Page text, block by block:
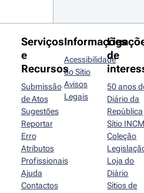
Serviços
e
Recursos
Submissão
de Atos
Sugestões
Reportar
Erro
Atributos
Profissionais
Ajuda
Contactos
Informações
Acessibilidade
do Sítio
Avisos
Legais
de
50 anos
Diário da
República
Sítio INCM
Coleção
Loja do
Diário
Sítios de